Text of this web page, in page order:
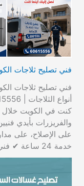
فني تصليح ثلاجات الكويت 24
كنت في الكويت خلال
والفريزرات بأيدي
خدمة 24 ساعة ✔ فني يصل خلال 30 دقيقة…